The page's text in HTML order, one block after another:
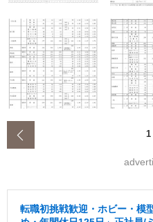
1
転職初挑戦歓迎・ホビー・模